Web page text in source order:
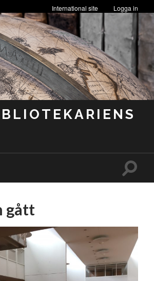
Logga in
International site
Slå
gått